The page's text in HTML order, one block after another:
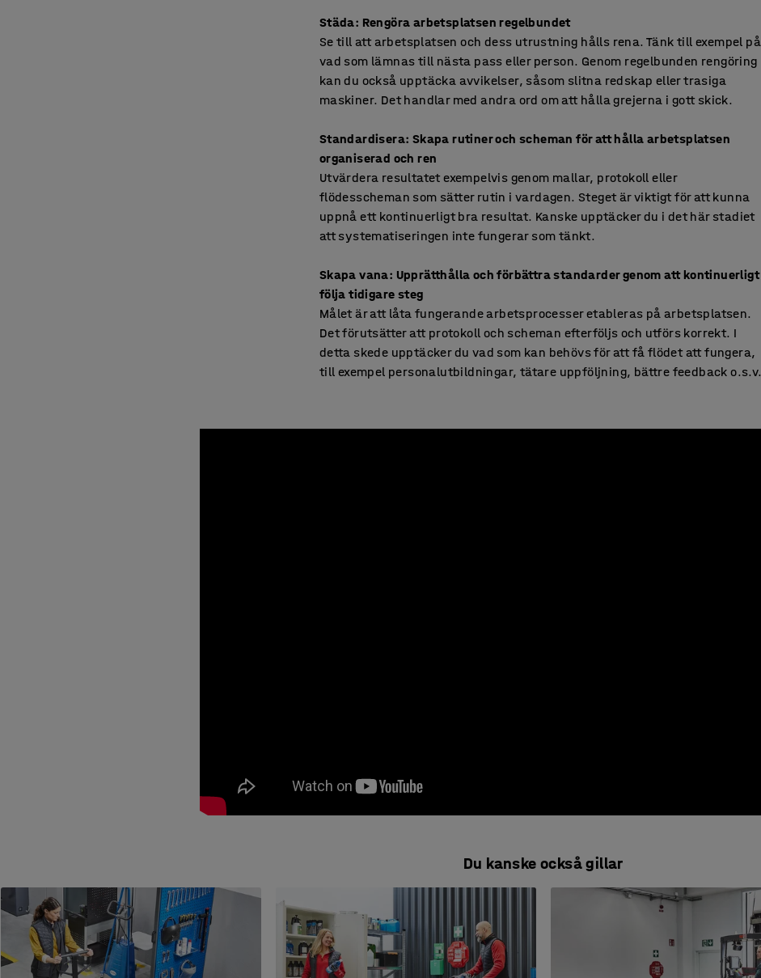
Städa: Rengöra arbetsplatsen regelbundet
Se till att arbetsplatsen och dess utrustning hålls rena. Tänk till exempel på
vad som lämnas till nästa pass eller person. Genom regelbunden rengöring
kan du också upptäcka avvikelser, såsom slitna redskap eller trasiga
maskiner. Det handlar med andra ord om att hålla grejerna i gott skick.
Standardisera: Skapa rutiner och scheman för att hålla arbetsplatsen
organiserad och ren
Utvärdera resultatet exempelvis genom mallar, protokoll eller
flödesscheman som sätter rutin i vardagen. Steget är viktigt för att kunna
uppnå ett kontinuerligt bra resultat. Kanske upptäcker du i det här stadiet
att systematiseringen inte fungerar som tänkt.
Skapa vana: Upprätthålla och förbättra standarder genom att kontinuerligt
följa tidigare steg
Målet är att låta fungerande arbetsprocesser etableras på arbetsplatsen.
Det förutsätter att protokoll och scheman efterföljs och utförs korrekt. I
detta skede upptäcker du vad som kan behövs för att få flödet att fungera,
till exempel personalutbildningar, tätare uppföljning, bättre feedback o.s.v.
Du kanske också gillar